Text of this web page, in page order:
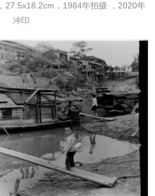
27.5x18.2cm，1984年拍摄 ，2020年
冲印